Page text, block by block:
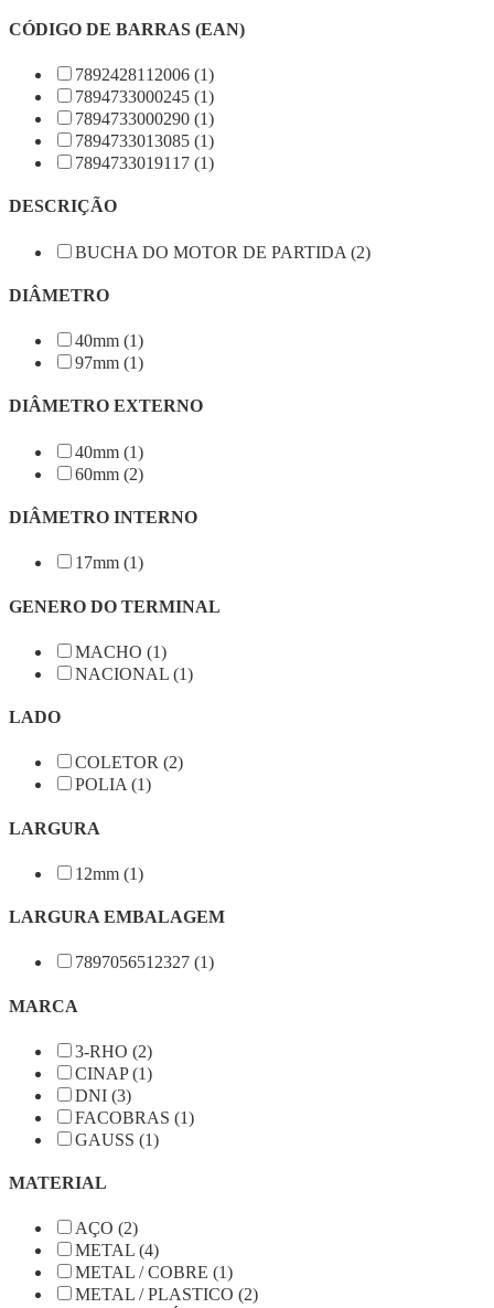
CÓDIGO DE BARRAS (EAN)
7892428112006 (1)
7894733000245 (1)
7894733000290 (1)
7894733013085 (1)
7894733019117 (1)
DESCRIÇÃO
BUCHA DO MOTOR DE PARTIDA (2)
DIÂMETRO
40mm (1)
97mm (1)
DIÂMETRO EXTERNO
40mm (1)
60mm (2)
DIÂMETRO INTERNO
17mm (1)
GENERO DO TERMINAL
MACHO (1)
NACIONAL (1)
LADO
COLETOR (2)
POLIA (1)
LARGURA
12mm (1)
LARGURA EMBALAGEM
7897056512327 (1)
MARCA
3-RHO (2)
CINAP (1)
DNI (3)
FACOBRAS (1)
GAUSS (1)
MATERIAL
AÇO (2)
METAL (4)
METAL / COBRE (1)
METAL / PLASTICO (2)